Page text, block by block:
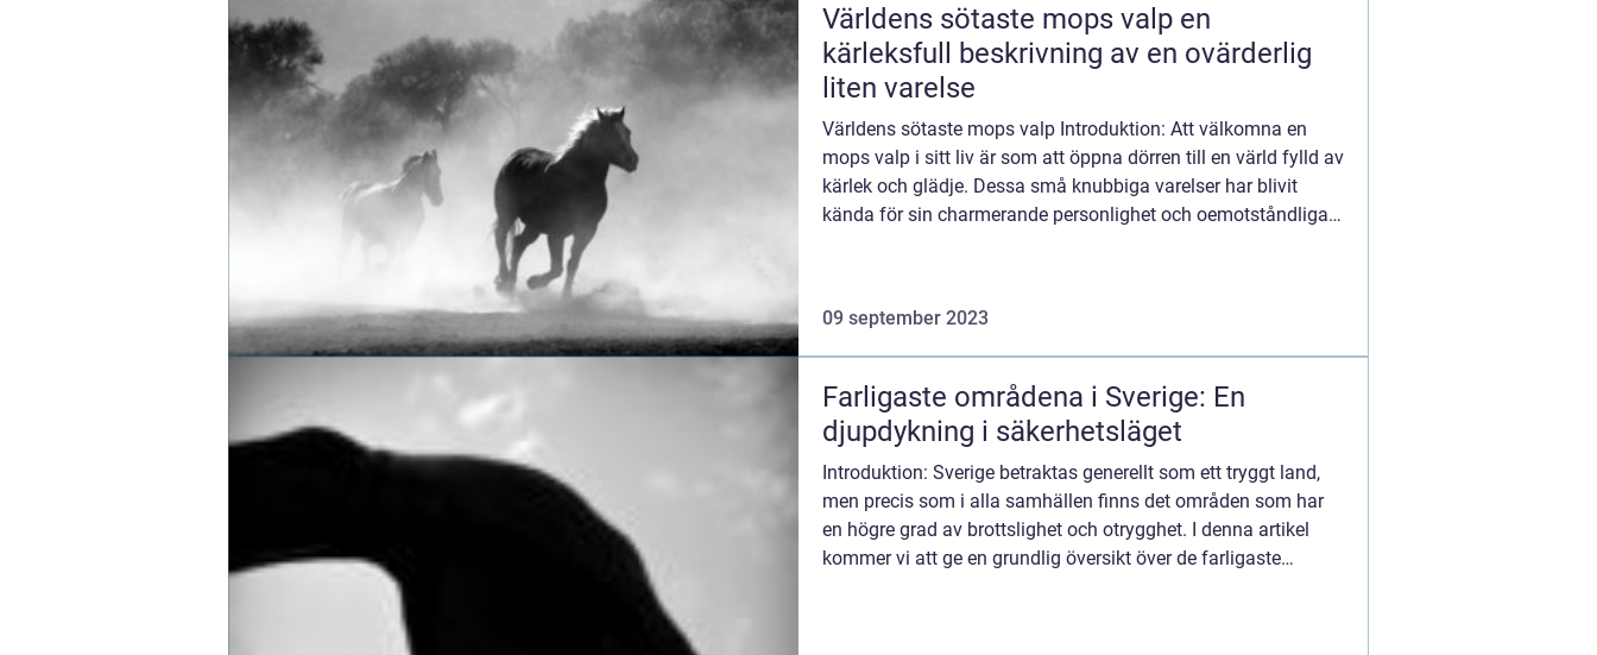
Världens sötaste mops valp en
kärleksfull beskrivning av en ovärderlig
liten varelse
Världens sötaste mops valp Introduktion: Att välkomna en
mops valp i sitt liv är som att öppna dörren till en värld fylld av
kärlek och glädje. Dessa små knubbiga varelser har blivit
kända för sin charmerande personlighet och oemotståndliga
09 september 2023
Farligaste områdena i Sverige: En
djupdykning i säkerhetsläget
Introduktion: Sverige betraktas generellt som ett tryggt land,
men precis som i alla samhällen finns det områden som har
en högre grad av brottslighet och otrygghet. I denna artikel
kommer vi att ge en grundlig översikt över de farligaste